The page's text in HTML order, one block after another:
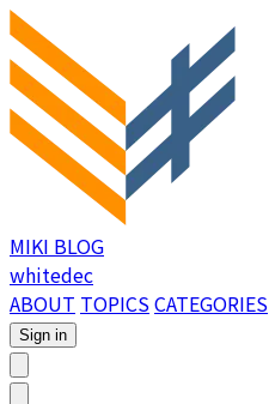
MIKI BLOG
whitedec
ABOUT TOPICSCATEGORIES
Sign in